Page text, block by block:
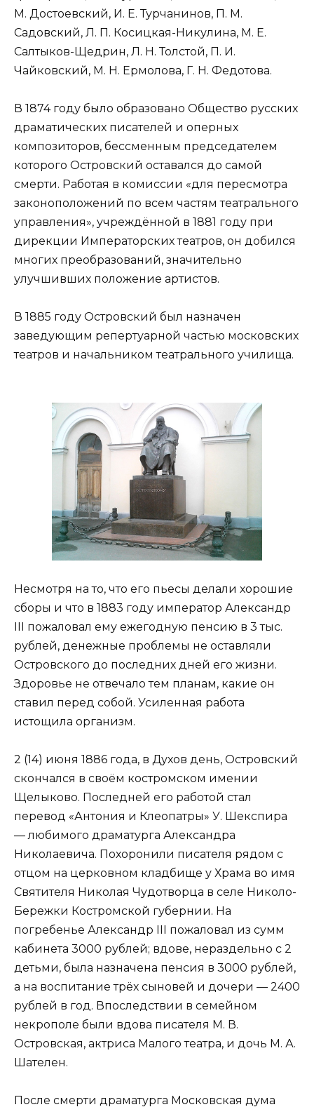
М. Достоевский, И. Е. Турчанинов, П. М.
Садовский, Л. П. Косицкая-Никулина, М. Е.
Салтыков-Щедрин, Л. Н. Толстой, П. И.
Чайковский, М. Н. Ермолова, Г. Н. Федотова.
В 1874 году было образовано Общество русских
драматических писателей и оперных
композиторов, бессменным председателем
которого Островский оставался до самой
смерти. Работая в комиссии «для пересмотра
законоположений по всем частям театрального
управления», учреждённой в 1881 году при
дирекции Императорских театров, он добился
многих преобразований, значительно
улучшивших положение артистов.
В 1885 году Островский был назначен
заведующим репертуарной частью московских
театров и начальником театрального училища.
Несмотря на то, что его пьесы делали хорошие
сборы и что в 1883 году император Александр
III пожаловал ему ежегодную пенсию в 3 тыс.
рублей, денежные проблемы не оставляли
Островского до последних дней его жизни.
Здоровье не отвечало тем планам, какие он
ставил перед собой. Усиленная работа
истощила организм.
2 (14) июня 1886 года, в Духов день, Островский
скончался в своём костромском имении
Щелыково. Последней его работой стал
перевод «Антония и Клеопатры» У. Шекспира
— любимого драматурга Александра
Николаевича. Похоронили писателя рядом с
отцом на церковном кладбище у Храма во имя
Святителя Николая Чудотворца в селе Николо-
Бережки Костромской губернии. На
погребенье Александр III пожаловал из сумм
кабинета 3000 рублей; вдове, нераздельно с 2
детьми, была назначена пенсия в 3000 рублей,
а на воспитание трёх сыновей и дочери — 2400
рублей в год. Впоследствии в семейном
некрополе были вдова писателя М. В.
Островская, актриса Малого театра, и дочь М. А.
Шателен.
После смерти драматурга Московская дума